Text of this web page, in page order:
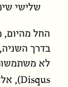
שלישי
החל מהיום,
בדרך
לא משתמשות
Disqus
),